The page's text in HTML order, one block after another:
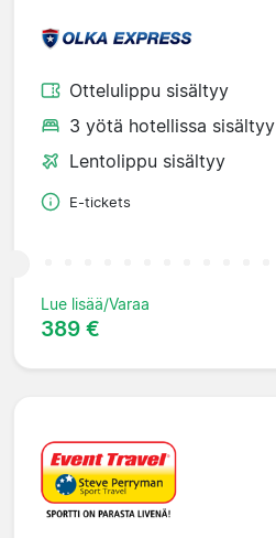
Ottelulippu sisältyy
3 yötä hotellissa sisältyy
Lentolippu sisältyy
E-tickets
Lue lisää/Varaa
389 €